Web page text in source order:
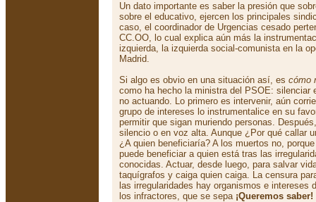
Un dato importante es saber la presión que
sobre el educativo, ejercen los principales
caso, el coordinador de Urgencias cesado
CC.OO, lo cual explica aún más la
izquierda, la izquierda social-comunista en la
Madrid.
Si algo es obvio en una situación así, es cómo
como ha hecho la ministra del PSOE: silenciar
no actuando. Lo primero es intervenir, aún
grupo de intereses lo instrumentalice en su
permitir que sigan muriendo personas.
silencio o en voz alta. Aunque ¿Por qué callar
¿A quien beneficiaría? A los muertos no,
puede beneficiar a quien está tras las
conocidas. Actuar, desde luego, para salvar
taquígrafos y caiga quien caiga. La censura
las irregularidades hay organismos e intereses
los infractores, que se sepa ¡Queremos saber!